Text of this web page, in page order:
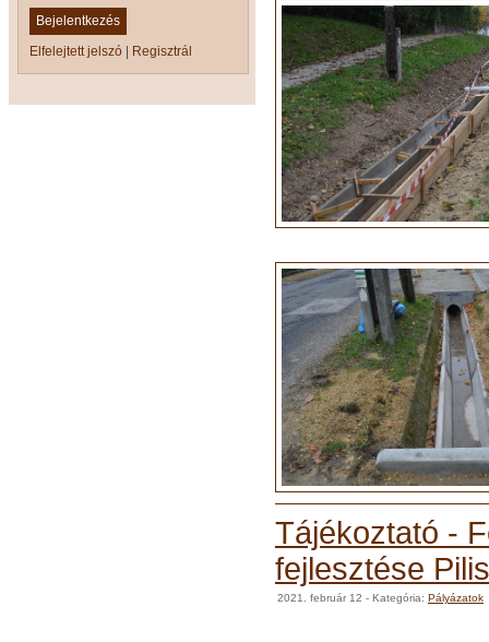
Bejelentkezés
Elfelejtett jelszó | Regisztrál
Tájékoztató -
fejlesztése
2021. február 12 - Kategória: Pályázatok